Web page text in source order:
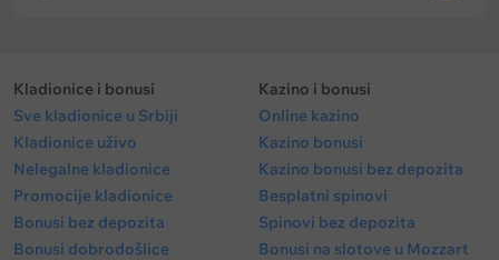
Kladionice i bonusi
Sve kladionice u Srbiji
Kladionice uživo
Nelegalne kladionice
Promocije kladionice
Bonusi bez depozita
Bonusi dobrodošlice
Kazino i bonusi
Online kazino
Kazino bonusi
Kazino bonusi bez depozita
Besplatni spinovi
Spinovi bez depozita
Bonusi na slotove u Mozzart